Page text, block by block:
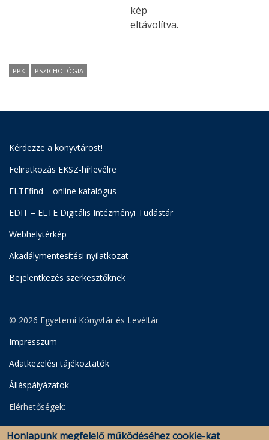
PPK PSZICHOLÓGIA
Kérdezze a könyvtárost!
Feliratkozás EKSZ-hírlevélre
ELTEfind – online katalógus
EDIT – ELTE Digitális Intézményi Tudástár
Webhelytérkép
Akadálymentesítési nyilatkozat
Bejelentkezés szerkesztőknek
© 2026 Egyetemi Könyvtár és Levéltár
Impresszum
Adatkezelési tájékoztatók
Álláspályázatok
Elérhetőségek:
Egyetemi Könyvtár
Honlapunk megfelelő működéséhez cookie-kat